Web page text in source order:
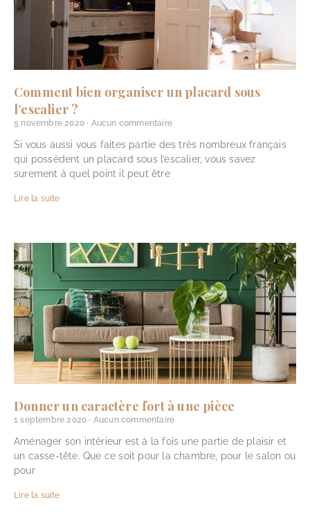
Comment bien organiser un placard sous
l’escalier ?
5 novembre 2020 Aucun commentaire
Si vous aussi vous faites partie des très nombreux français
qui possèdent un placard sous l’escalier, vous savez
surement à quel point il peut être
Lire la suite
Donner un caractère fort à une pièce
1 septembre 2020 Aucun commentaire
Aménager son intérieur est à la fois une partie de plaisir et
un casse-tête. Que ce soit pour la chambre, pour le salon ou
pour
Lire la suite